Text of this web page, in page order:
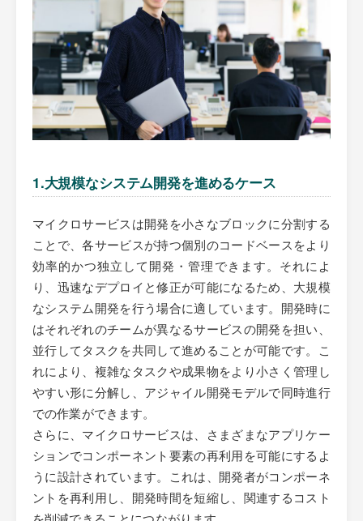
1.大規模なシステム開発を進めるケース
マイクロサービスは開発を小さなブロックに分割する
ことで、各サービスが持つ個別のコードベースをより
効率的かつ独立して開発・管理できます。それによ
り、迅速なデプロイと修正が可能になるため、大規模
なシステム開発を行う場合に適しています。開発時に
はそれぞれのチームが異なるサービスの開発を担い、
並行してタスクを共同して進めることが可能です。こ
れにより、複雑なタスクや成果物をより小さく管理し
やすい形に分解し、アジャイル開発モデルで同時進行
での作業ができます。
さらに、マイクロサービスは、さまざまなアプリケー
ションでコンポーネント要素の再利用を可能にするよ
うに設計されています。これは、開発者がコンポーネ
ントを再利用し、開発時間を短縮し、関連するコスト